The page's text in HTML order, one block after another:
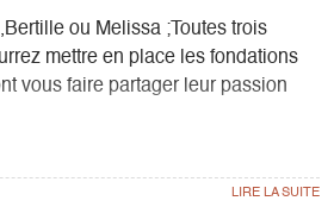
ou Melissa ;Toutes trois
mettre en place les fondations
vous faire partager leur passion
Développer une relation
mutuel. C’est le bon point de